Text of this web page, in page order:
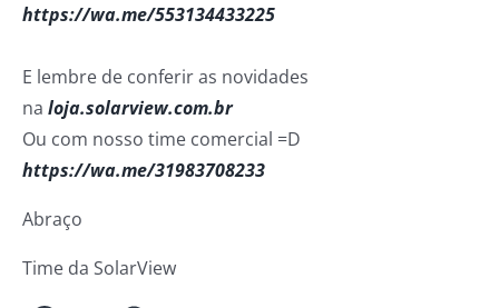
https://wa.me/553134433225
E lembre de conferir as novidades
na loja.solarview.com.br
Ou com nosso time comercial =D
https://wa.me/31983708233
Abraço
Time da SolarView